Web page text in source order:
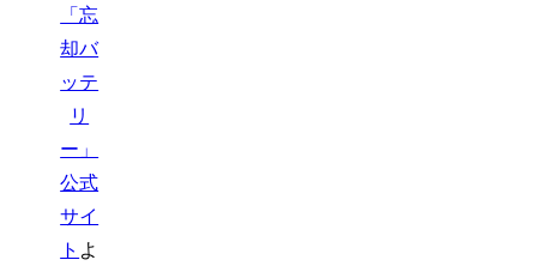
「忘
却バ
ッテ
リ
ー」
公式
サイ
ト よ